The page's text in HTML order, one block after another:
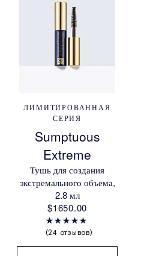
ЛИМИТИРОВАННАЯ
СЕРИЯ
Sumptuous
Extreme
Тушь для создания
экстремального объема,
2.8 мл
$1650.00
24 отзывов